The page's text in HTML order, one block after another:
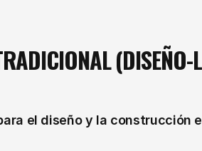
el diseño y la construcción